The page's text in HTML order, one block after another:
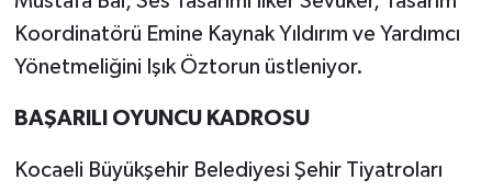
Koordinatörü Emine Kaynak Yıldırım ve Yardımcı
Yönetmeliğini Işık Öztorun üstleniyor.
BAŞARILI OYUNCU KADROSU
Kocaeli Büyükşehir Belediyesi Şehir Tiyatroları